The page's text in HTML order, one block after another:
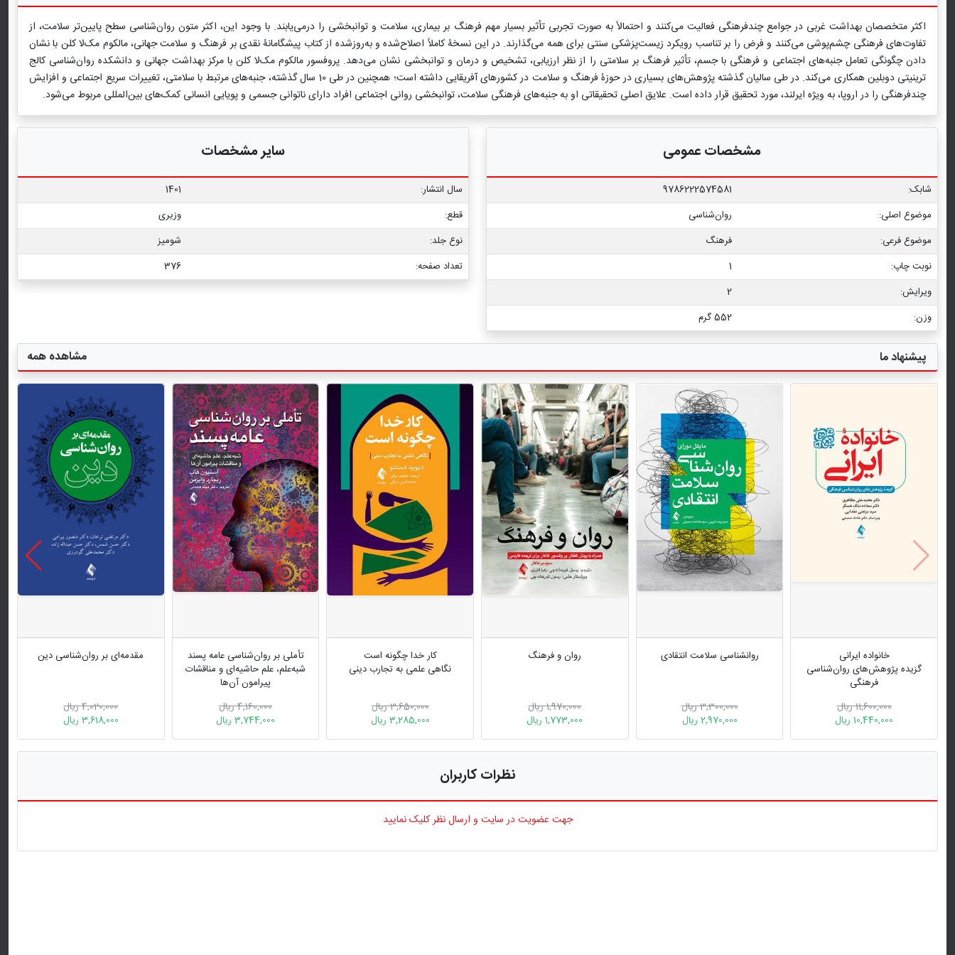
اکثر متخصصان بهداشت غربی در جوامع چندفرهنگی فعالیت می‌کنند و احتمالاً به صورت تجربی تأثیر بسیار مهم فرهنگ بر بیماری، سلامت و توانبخشی را درمی‌یابند. با وجود این، اکثر متون روان‌شناسی سطح پایین‌تر سلامت، از
تفاوت‌های فرهنگی چشم‌پوشی می‌کنند و فرض را بر تناسب رویکرد زیست‌پزشکی سنتی برای همه می‌گذارند. در این نسخۀ کاملاً اصلاح‌شده و به‌روزشده از کتاب پیشگامانۀ نقدی بر فرهنگ و سلامت جهانی، مالکوم مک‌لا کلن با نشان
دادن چگونگی تعامل جنبه‌های اجتماعی و فرهنگی با جسم، تأثیر فرهنگ بر سلامتی را از نظر ارزیابی، تشخیص و درمان و توانبخشی نشان می‌دهد. پروفسور مالکوم مک‌لا کلن با مرکز بهداشت جهانی و دانشکده روان‌شناسی کالج
ترینیتی دوبلین همکاری می‌کند. در طی سالیان گذشته پژوهش‌های بسیاری در حوزۀ فرهنگ و سلامت در کشورهای آفریقایی داشته ‌است؛ همچنین در طی 10 سال گذشته، جنبه‌های مرتبط با سلامتی، تغییرات سریع اجتماعی و افزایش
چندفرهنگی را در اروپا، به ویژه ایرلند، مورد تحقیق قرار داده ‌است. علایق اصلی تحقیقاتی او به جنبه‌های فرهنگی سلامت، توانبخشی روانی اجتماعی افراد دارای ناتوانی جسمی و پویایی انسانی کمک‌های بین‌المللی مربوط می‌شود.
مشخصات عمومی
شابک:
9786222574581
موضوع اصلی:
روان‌شناسی
موضوع فرعی:
فرهنگ
نوبت چاپ:
1
ویرایش:
2
وزن:
552 گرم
سایر مشخصات
سال انتشار:
1401
قطع:
وزیری
نوع جلد:
شومیز
تعداد صفحه:
376
پیشنهاد ما مشاهده همه
خانواده ایرانی
گزیده پژوهش‌های روان‌شناسی
فرهنگی‎
11,600,000 ریال
10,440,000 ریال
روانشناسی سلامت انتقادی
3,300,000 ریال
2,970,000 ریال
روان و فرهنگ
1,970,000 ریال
1,773,000 ریال
کار خدا چگونه است
نگاهی علمی به تجارب دینی
3,650,000 ریال
3,285,000 ریال
تأملی بر روان‌شناسی عامه‌ پسند
شبه‌علم، علم حاشیه‌ای و مناقشات
پیرامون آن‌ها
4,160,000 ریال
3,744,000 ریال
مقدمه‌ای بر روان‌شناسی دین
4,020,000 ریال
3,618,000 ریال
نظرات کاربران
جهت عضویت در سایت و ارسال نظر کلیک نمایید